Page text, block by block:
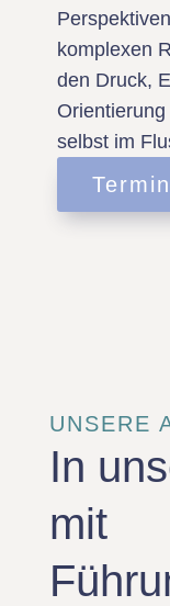
komplexen
den Druck,
selbst im
UNSERE
In
mit